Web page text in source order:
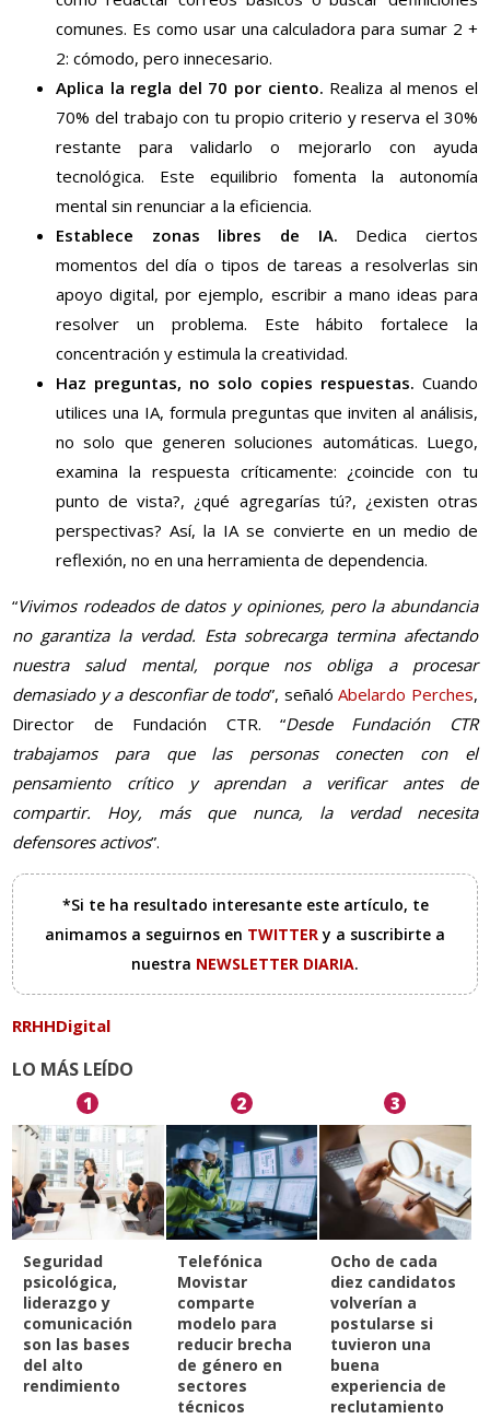
comunes. Es como usar una calculadora para sumar 2 +
2: cómodo, pero innecesario.
Aplica la regla del 70 por ciento. Realiza al menos el
70% del trabajo con tu propio criterio y reserva el 30%
restante para validarlo o mejorarlo con ayuda
tecnológica. Este equilibrio fomenta la autonomía
mental sin renunciar a la eficiencia.
Establece zonas libres de IA. Dedica ciertos
momentos del día o tipos de tareas a resolverlas sin
apoyo digital, por ejemplo, escribir a mano ideas para
resolver un problema. Este hábito fortalece la
concentración y estimula la creatividad.
Haz preguntas, no solo copies respuestas. Cuando
utilices una IA, formula preguntas que inviten al análisis,
no solo que generen soluciones automáticas. Luego,
examina la respuesta críticamente: ¿coincide con tu
punto de vista?, ¿qué agregarías tú?, ¿existen otras
perspectivas? Así, la IA se convierte en un medio de
reflexión, no en una herramienta de dependencia.
“Vivimos rodeados de datos y opiniones, pero la abundancia
no garantiza la verdad. Esta sobrecarga termina afectando
nuestra salud mental, porque nos obliga a procesar
demasiado y a desconfiar de todo”, señalóAbelardo Perches,
Director de Fundación CTR. “Desde Fundación CTR
trabajamos para que las personas conecten con el
pensamiento crítico y aprendan a verificar antes de
compartir. Hoy, más que nunca, la verdad necesita
defensores activos”.
*Si te ha resultado interesante este artículo, te
animamos a seguirnos en TWITTERy a suscribirte a
nuestra NEWSLETTER DIARIA.
RRHHDigital
LO MÁS LEÍDO
1
Seguridad
psicológica,
liderazgo y
comunicación
son las bases
del alto
rendimiento
2
Telefónica
Movistar
comparte
modelo para
reducir brecha
de género en
sectores
técnicos
3
Ocho de cada
diez candidatos
volverían a
postularse si
tuvieron una
buena
experiencia de
reclutamiento